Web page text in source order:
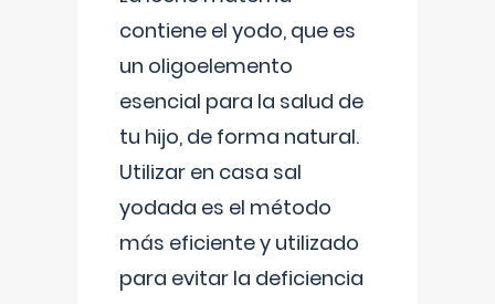
contiene el yodo, que es
un oligoelemento
esencial para la salud de
tu hijo, de forma natural.
Utilizar en casa sal
yodada es el método
más eficiente y utilizado
para evitar la deficiencia